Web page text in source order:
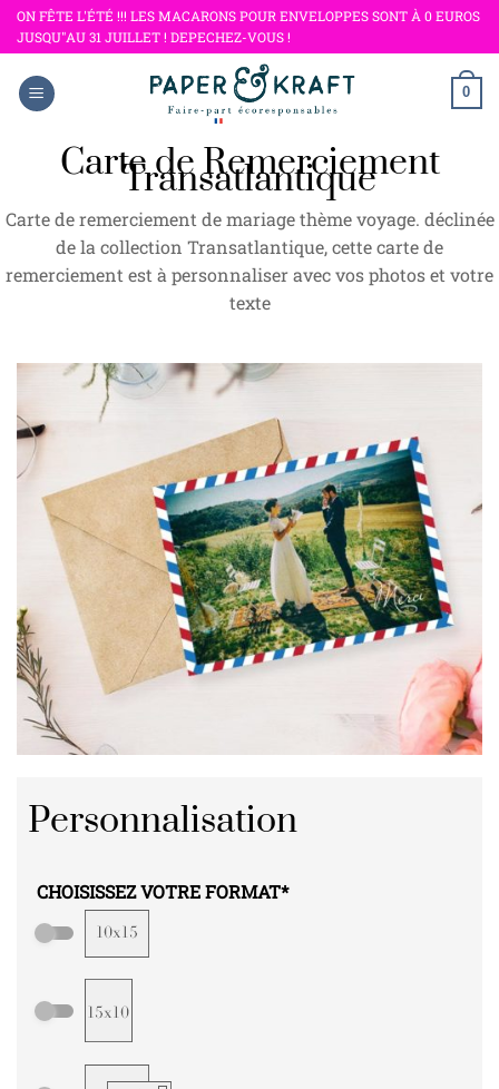
Passer
au
ON FÊTE L'ÉTÉ !!! LES MACARONS POUR ENVELOPPES SONT À 0 EUROS
JUSQU"AU 31 JUILLET ! DEPECHEZ-VOUS !
0
Carte de Remerciement
Transatlantique
Carte de remerciement de mariage thème voyage. déclinée
de la collection Transatlantique, cette carte de
remerciement est à personnaliser avec vos photos et votre
texte
Personnalisation
CHOISISSEZ VOTRE FORMAT*